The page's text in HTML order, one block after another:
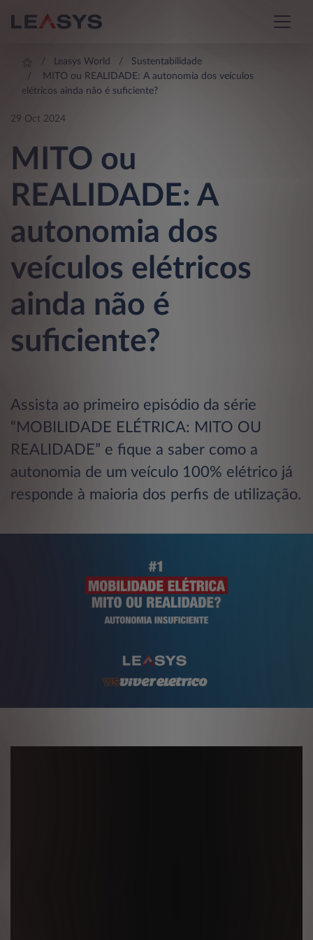
Leasys World
Sustentabilidade
MITO ou REALIDADE: A autonomia dos veículos
elétricos ainda não é suficiente?
29 Oct 2024
MITO ou
REALIDADE: A
autonomia dos
veículos elétricos
ainda não é
suficiente?
Assista ao primeiro episódio da série
“MOBILIDADE ELÉTRICA: MITO OU
REALIDADE” e fique a saber como a
autonomia de um veículo 100% elétrico já
responde à maioria dos perfis de utilização.